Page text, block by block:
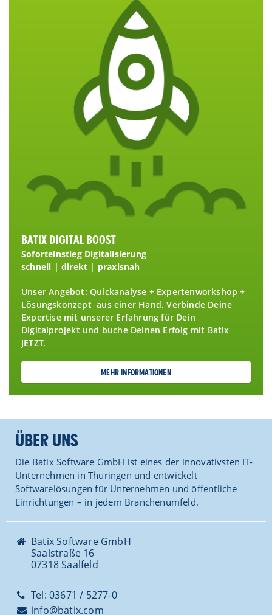
BATIX DIGITAL BOOST
Soforteinstieg Digitalisierung
schnell | direkt | praxisnah
Unser Angebot: Quickanalyse + Expertenworkshop +
Lösungskonzept aus einer Hand. Verbinde Deine
Expertise mit unserer Erfahrung für Dein
Digitalprojekt und buche Deinen Erfolg mit Batix
JETZT.
MEHR INFORMATIONEN
ÜBER UNS
Die Batix Software GmbH ist eines der innovativsten IT-
Unternehmen in Thüringen und entwickelt
Softwarelösungen für Unternehmen und öffentliche
Einrichtungen – in jedem Branchenumfeld.
Batix Software GmbH
Saalstraße 16
07318 Saalfeld
Tel: 03671 / 5277-0
info@batix.com